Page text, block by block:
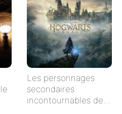
Les personnages
secondaires
incontournables de